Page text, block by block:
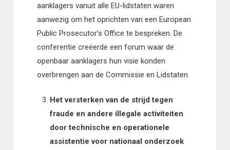
aanklagers vanuit alle EU-lidstaten waren
aanwezig om het oprichten van een European
Public Prosecutor’s Office te bespreken. De
conferentie creëerde een forum waar de
openbaar aanklagers hun visie konden
overbrengen aan de Commissie en Lidstaten.
Het versterken van de strijd tegen
fraude en andere illegale activiteiten
door technische en operationele
assistentie voor nationaal onderzoek